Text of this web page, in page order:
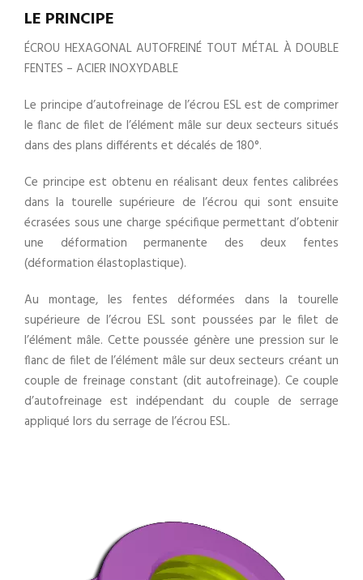
LE PRINCIPE
ÉCROU HEXAGONAL AUTOFREINÉ TOUT MÉTAL À DOUBLE
FENTES – ACIER INOXYDABLE
Le principe d’autofreinage de l’écrou ESL est de comprimer
le flanc de filet de l’élément mâle sur deux secteurs situés
dans des plans différents et décalés de 180°.
Ce principe est obtenu en réalisant deux fentes calibrées
dans la tourelle supérieure de l’écrou qui sont ensuite
écrasées sous une charge spécifique permettant d’obtenir
une déformation permanente des deux fentes
(déformation élastoplastique).
Au montage, les fentes déformées dans la tourelle
supérieure de l’écrou ESL sont poussées par le filet de
l’élément mâle. Cette poussée génère une pression sur le
flanc de filet de l’élément mâle sur deux secteurs créant un
couple de freinage constant (dit autofreinage). Ce couple
d’autofreinage est indépendant du couple de serrage
appliqué lors du serrage de l’écrou ESL.